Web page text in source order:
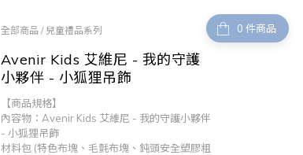
件商品
全部商品 / 兒童禮品系列
Avenir Kids 艾維尼 - 我的守護
小夥伴 - 小狐狸吊飾
【商品規格】
內容物：Avenir Kids 艾維尼 - 我的守護小夥伴
- 小狐狸吊飾
材料包 (特色布塊、毛氈布塊、鈍頭安全塑膠粗